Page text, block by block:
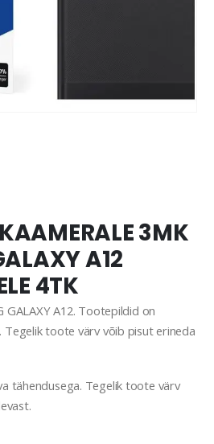
3MK
A12
4TK
GALAXY A12. Tootepildid on
Tegelik toote värv võib pisut erineda
tähendusega. Tegelik toote värv